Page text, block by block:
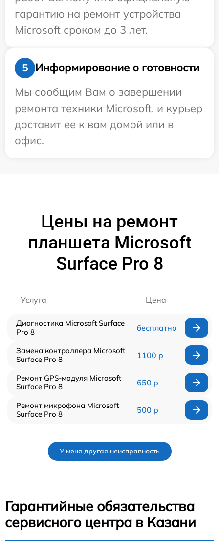
гарантию на ремонт устройства
Microsoft сроком до 3 лет.
5
Информирование о готовности
Мы сообщим Вам о завершении
ремонта техники Microsoft, и курьер
доставит ее к вам домой или в
офис.
Цены на ремонт
планшета Microsoft
Surface Pro 8
Услуга Цена
Диагностика Microsoft Surface
Pro 8
бесплатно
Замена контроллера Microsoft
Surface Pro 8
1100 р
Ремонт GPS-модуля Microsoft
Surface Pro 8
650 р
Ремонт микрофона Microsoft
Surface Pro 8
500 р
У меня другая неисправность
Гарантийные обязательства
сервисного центра в Казани